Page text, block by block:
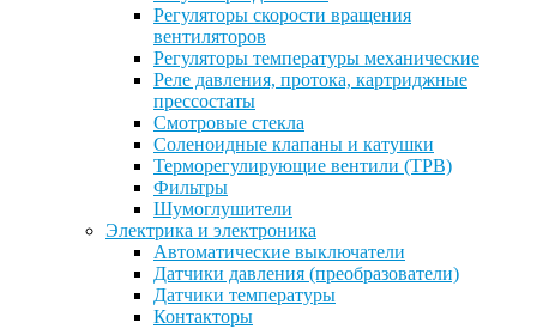
Регуляторы скорости вращения
вентиляторов
Регуляторы температуры механические
Реле давления, протока, картриджные
прессостаты
Смотровые стекла
Соленоидные клапаны и катушки
Терморегулирующие вентили (ТРВ)
Фильтры
Шумоглушители
Электрика и электроника
Автоматические выключатели
Датчики давления (преобразователи)
Датчики температуры
Контакторы